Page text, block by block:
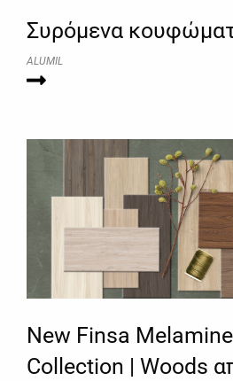
Συρόμενα
ALUMIL
New Finsa
Collection | Woods